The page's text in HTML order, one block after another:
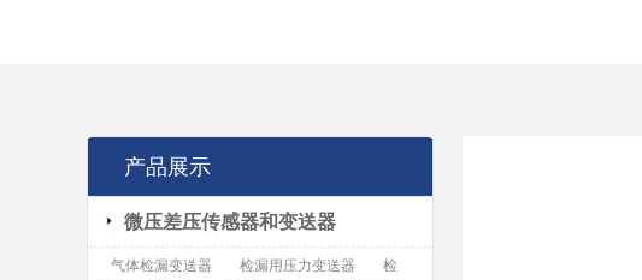
产品展示
微压差压传感器和变送器
气体检漏变送器 检漏用压力变送器
检